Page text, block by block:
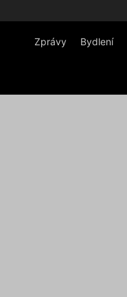
Zprávy Bydlení